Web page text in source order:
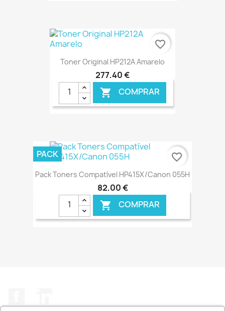
€ ONLINE
Toner Original HP212A Amarelo
277,40 €
 COMPRAR
€ ONLINE
favorite_border
Pack Toners Compatível HP415X/Canon 055H
82,00 €
 COMPRAR
PACK favorite_border